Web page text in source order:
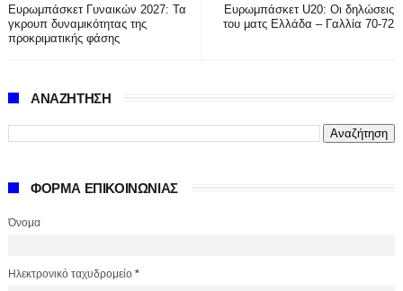
Ευρωμπάσκετ U20: Οι δηλώσεις
του ματς Ελλάδα – Γαλλία 70-72
Ευρωμπάσκετ Γυναικών 2027: Τα
γκρουπ δυναμικότητας της
προκριματικής φάσης
ΑΝΑΖΗΤΗΣΗ
ΦΟΡΜΑ ΕΠΙΚΟΙΝΩΝΙΑΣ
Όνομα
Ηλεκτρονικό ταχυδρομείο *